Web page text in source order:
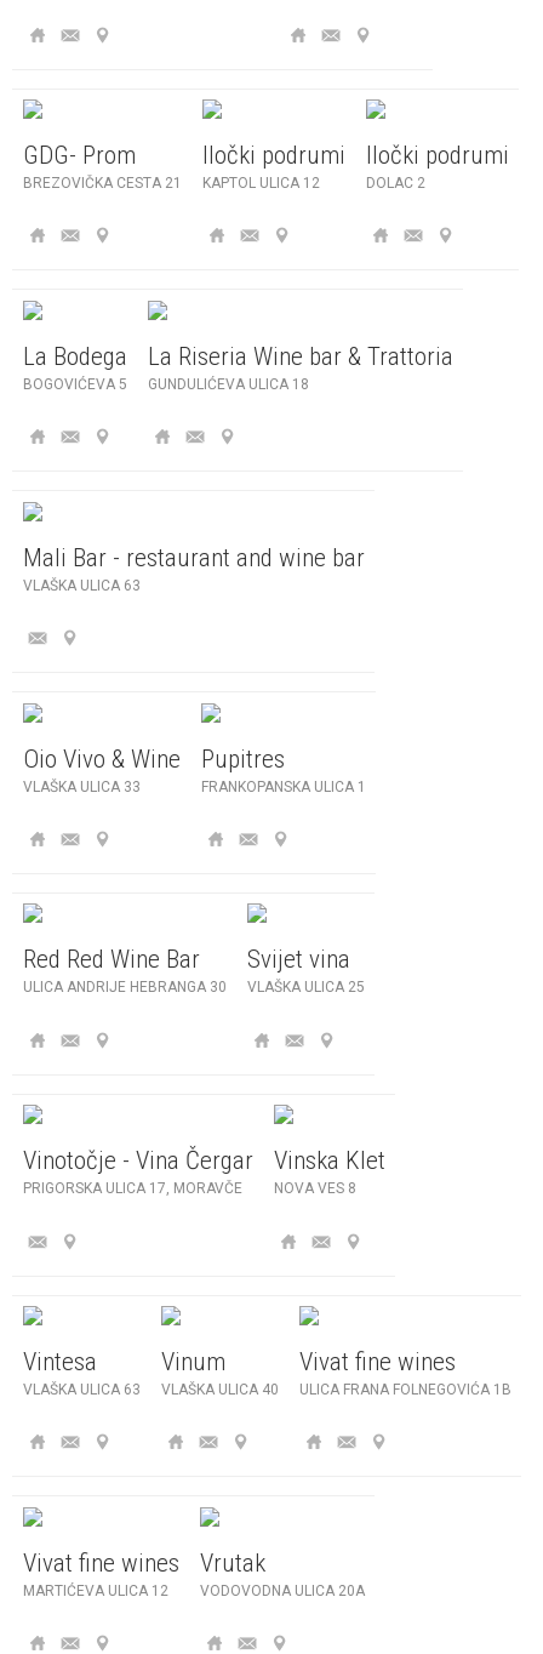
GDG- Prom
BREZOVIČKA CESTA 21
Iločki podrumi
KAPTOL ULICA 12
Iločki podrumi
DOLAC 2
La Bodega
BOGOVIĆEVA 5
La Riseria Wine bar & Trattoria
GUNDULIĆEVA ULICA 18
Mali Bar - restaurant and wine bar
VLAŠKA ULICA 63
Oio Vivo & Wine
VLAŠKA ULICA 33
Pupitres
FRANKOPANSKA ULICA 1
Red Red Wine Bar
ULICA ANDRIJE HEBRANGA 30
Svijet vina
VLAŠKA ULICA 25
Vinotočje - Vina Čergar
PRIGORSKA ULICA 17, MORAVČE
Vinska Klet
NOVA VES 8
Vintesa
VLAŠKA ULICA 63
Vinum
VLAŠKA ULICA 40
Vivat fine wines
ULICA FRANA FOLNEGOVIĆA 1B
Vivat fine wines
MARTIĆEVA ULICA 12
Vrutak
VODOVODNA ULICA 20A